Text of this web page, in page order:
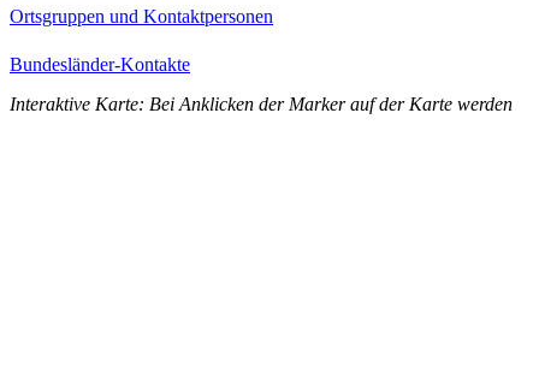
Ortsgruppen und Kontaktpersonen
Bundesländer-Kontakte
Interaktive Karte: Bei Anklicken der Marker auf der Karte werden